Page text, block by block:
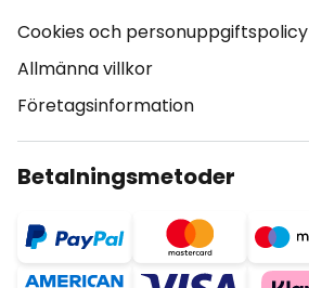
Cookies och personuppgiftspolicy
Allmänna villkor
Företagsinformation
Betalningsmetoder